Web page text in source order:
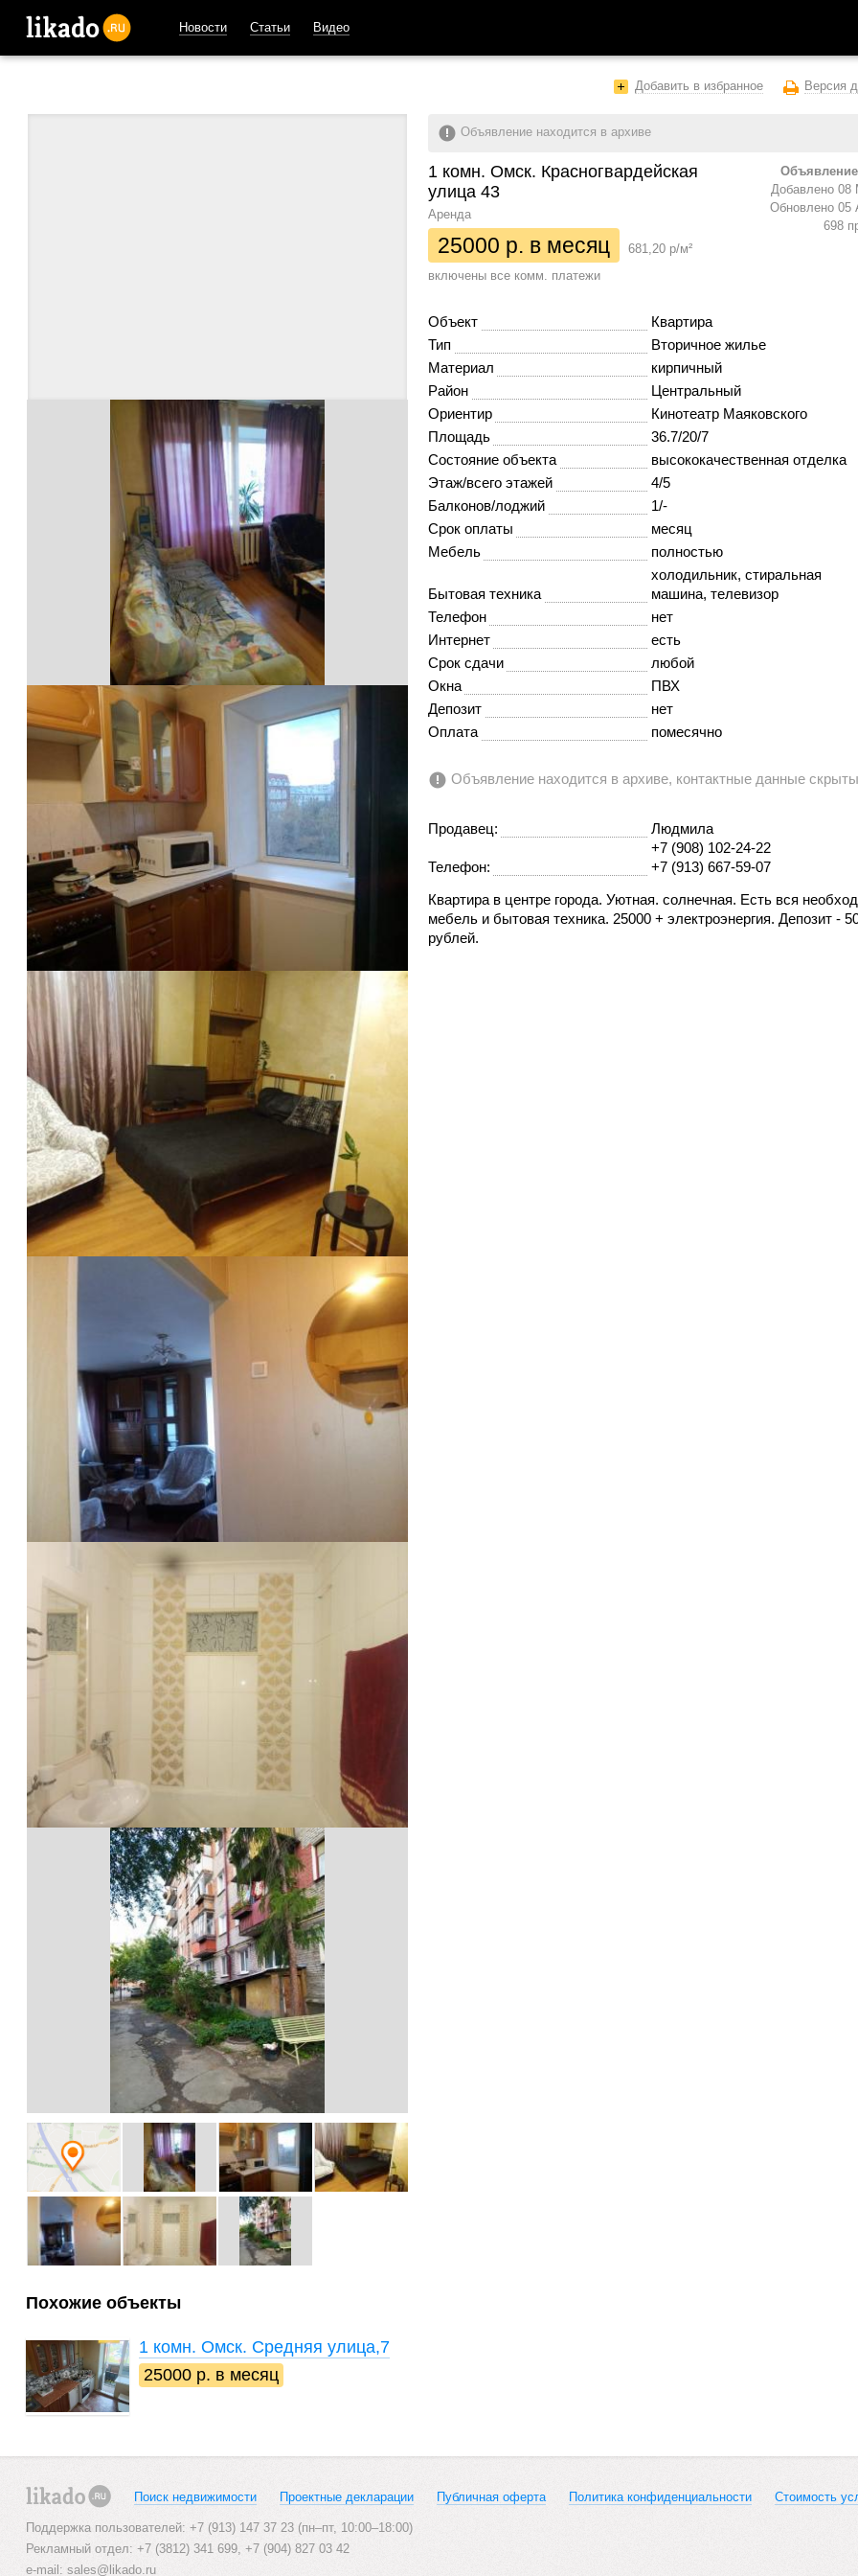
Новости Статьи Видео
Добавить в избранное Версия
Объявление находится в архиве
Добавлено 08
Обновлено 05
698
Аренда
1 комн. Омск. Красногвардейская
улица 43
25000 р. в месяц
681,20 р/м²
включены все комм. платежи
Объект
Квартира
Тип
Вторичное жилье
Материал
кирпичный
Район
Центральный
Ориентир
Кинотеатр Маяковского
Площадь
36.7/20/7
Состояние объекта
высококачественная отделка
Этаж/всего этажей
4/5
Балконов/лоджий
1/-
Срок оплаты
месяц
Мебель
полностью
Бытовая техника
холодильник, стиральная
машина, телевизор
Телефон
нет
Интернет
есть
Срок сдачи
любой
Окна
ПВХ
Депозит
нет
Оплата
помесячно
Объявление находится в архиве, контактные данные скрыты
Продавец: Людмила
Телефон:
+7 (908) 102-24-22
+7 (913) 667-59-07
​Квартира в центре города. Уютная. солнечная. Есть вся
мебель и бытовая техника. 25000 + электроэнергия. Депозит -
рублей.
Похожие объекты
1 комн. Омск. Средняя улица,7
25000 р. в месяц
Поиск недвижимости Проектные декларации Публичная оферта Политика конфиденциальности Стоимость
Поддержка пользователей: +7 (913) 147 37 23 (пн–пт, 10:00–18:00)
Рекламный отдел: +7 (3812) 341 699, +7 (904) 827 03 42
e-mail: sales@likado.ru